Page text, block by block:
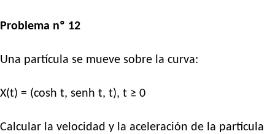
Problema nº 12
Una partícula se mueve sobre la curva:
X(t) = (cosh t, senh t, t), t ≥ 0
Calcular la velocidad y la aceleración de la partícula